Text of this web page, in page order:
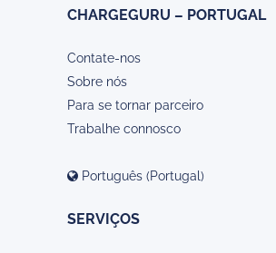
CHARGEGURU – PORTUGAL
Contate-nos
Sobre nós
Para se tornar parceiro
Trabalhe connosco
Português (Portugal)
SERVIÇOS